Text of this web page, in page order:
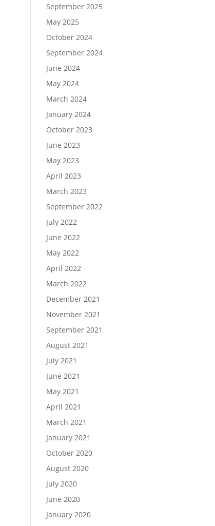
September 2025
May 2025
October 2024
September 2024
June 2024
May 2024
March 2024
January 2024
October 2023
June 2023
May 2023
April 2023
March 2023
September 2022
July 2022
June 2022
May 2022
April 2022
March 2022
December 2021
November 2021
September 2021
August 2021
July 2021
June 2021
May 2021
April 2021
March 2021
January 2021
October 2020
August 2020
July 2020
June 2020
January 2020